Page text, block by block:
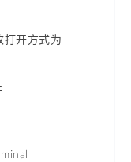
打开方式为